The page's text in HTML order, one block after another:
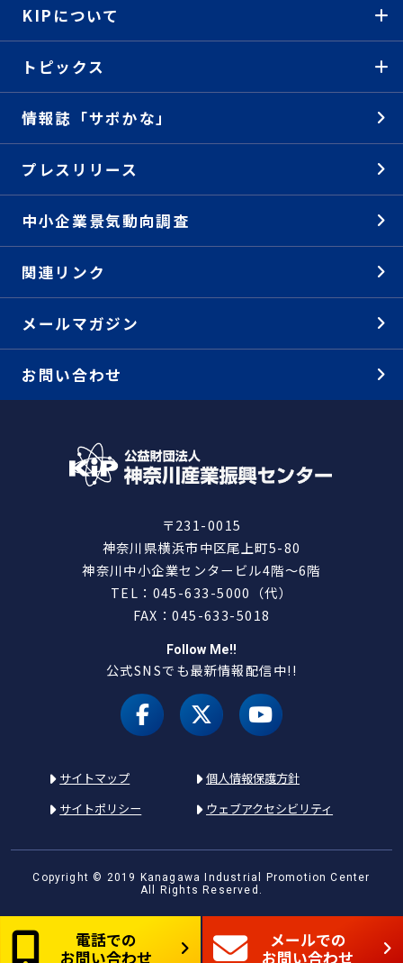
KIPについて
トピックス
情報誌「サポかな」
プレスリリース
中小企業景気動向調査
関連リンク
メールマガジン
お問い合わせ
〒231-0015
神奈川県横浜市中区尾上町5-80
神奈川中小企業センタービル4階～6階
TEL：045-633-5000（代）
FAX：045-633-5018
Follow Me!!
公式SNSでも最新情報配信中!!
facebookX（旧 twitter）
youtube
サイトマップ
個人情報保護方針
サイトポリシー
ウェブアクセシビリティ
Copyright © 2019 Kanagawa Industrial Promotion Center
All Rights Reserved.
電話での
お問い合わせ
メールでの
お問い合わせ